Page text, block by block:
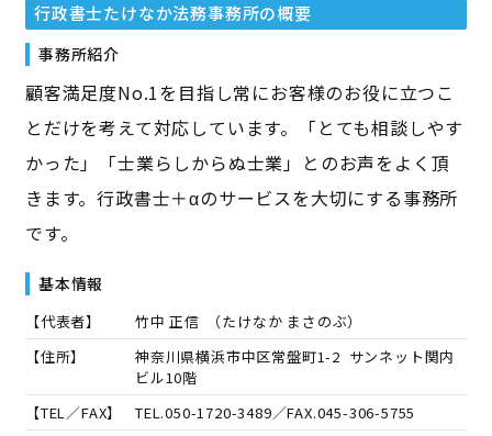
行政書士たけなか法務事務所の概要
事務所紹介
顧客満足度No.1を目指し常にお客様のお役に立つこ
とだけを考えて対応しています。「とても相談しやす
かった」「士業らしからぬ士業」とのお声をよく頂
きます。行政書士＋αのサービスを大切にする事務所
です。
基本情報
【代表者】 竹中 正信 （たけなか まさのぶ）
【住所】
神奈川県横浜市中区常盤町1-2 サンネット関内
ビル10階
【TEL／FAX】
TEL.050-1720-3489／FAX.045-306-5755